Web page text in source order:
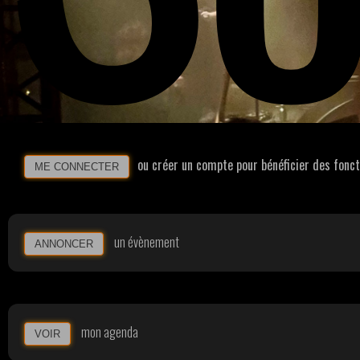
ME CONNECTER ou créer un compte pour bénéficier des
ANNONCER un évènement
VOIR mon agenda